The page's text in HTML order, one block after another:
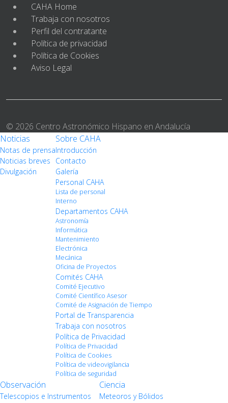
CAHA Home
Trabaja con nosotros
Perfil del contratante
Política de privacidad
Política de Cookies
Aviso Legal
© 2026 Centro Astronómico Hispano en Andalucía
Noticias
Notas de prensa
Noticias breves
Divulgación
Sobre CAHA
Introducción
Contacto
Galería
Personal CAHA
Lista de personal
Interno
Departamentos CAHA
Astronomía
Informática
Mantenimiento
Electrónica
Mecánica
Oficina de Proyectos
Comités CAHA
Comité Ejecutivo
Comité Científico Asesor
Comité de Asignación de Tiempo
Portal de Transparencia
Trabaja con nosotros
Política de Privacidad
Política de Privacidad
Política de Cookies
Política de videovigilancia
Política de seguridad
Observación
Telescopios e Instrumentos
Ciencia
Meteoros y Bólidos